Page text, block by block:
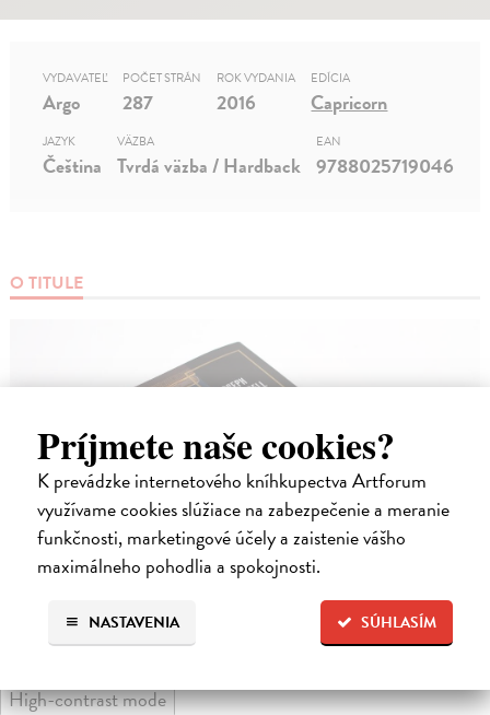
Príjmete naše cookies?
K prevádzke internetového kníhkupectva Artforum
využívame cookies slúžiace na zabezpečenie a meranie
funkčnosti, marketingové účely a zaistenie vášho
maximálneho pohodlia a spokojnosti.
SÚHLASÍM
NASTAVENIA
O TITULE
VYDAVATEĽ
Argo
POČET STRÁN
287
ROK VYDANIA
2016
EDÍCIA
Capricorn
JAZYK
Čeština
VÄZBA
Tvrdá väzba / Hardback
EAN
9788025719046
High-contrast mode